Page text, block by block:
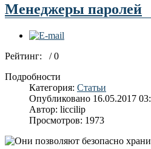
Менеджеры паролей
Рейтинг:
/ 0
Подробности
Категория: Статьи
Опубликовано 16.05.2017
Автор: liccilip
Просмотров: 1973